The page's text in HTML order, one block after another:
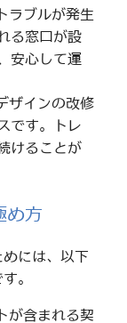
ラブルが発生
る窓口が設
安心して運
ザインの改修
です。トレ
けることが
め方
には、以下
。
が含まれる契